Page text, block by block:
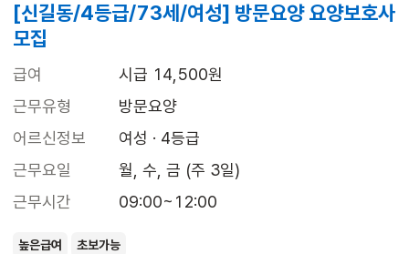
[신길동/4등급/73세/여성] 방문요양 요양보호사
모집
급여
시급 14,500원
근무유형
방문요양
어르신정보
여성 · 4등급
근무요일
월, 수, 금 (주 3일)
근무시간
09:00~12:00
높은급여 초보가능